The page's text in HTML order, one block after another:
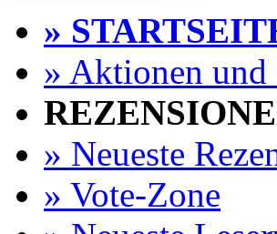
»
» Aktionen und
» Neueste
» Vote-Zone